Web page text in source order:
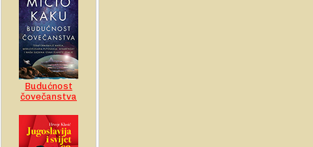
Budućnost
čovečanstva